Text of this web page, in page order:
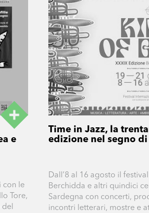
e
con le
Tore,
Time in Jazz, la
edizione nel segno
Dall’8 al 16 agosto il
Berchidda e altri quindici
Sardegna con concerti,
incontri letterari, mostre e